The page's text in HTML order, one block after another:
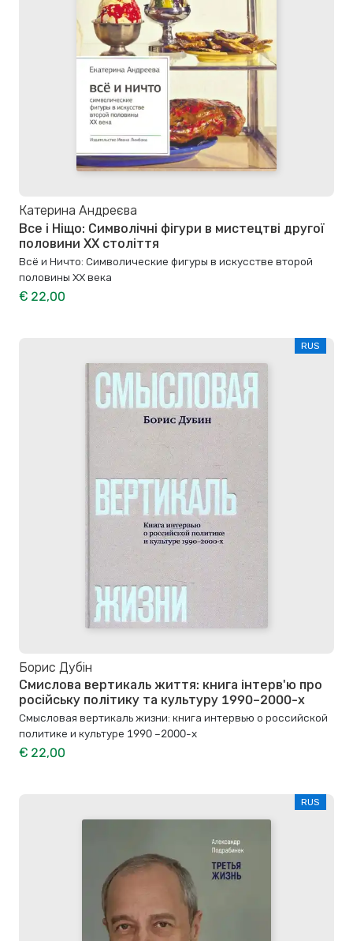
Катерина Андреєва
Все і Ніщо: Символічні фігури в мистецтві другої
половини XX століття
Всё и Ничто: Символические фигуры в искусстве второй
половины XX века
€ 22,00
RUS
Борис Дубін
Смислова вертикаль життя: книга інтерв'ю про
російську політику та культуру 1990–2000-х
Смысловая вертикаль жизни: книга интервью о российской
политике и культуре 1990 –2000-х
€ 22,00
RUS